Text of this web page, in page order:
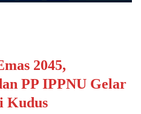
2045,
PP IPPNU Gelar
Kudus